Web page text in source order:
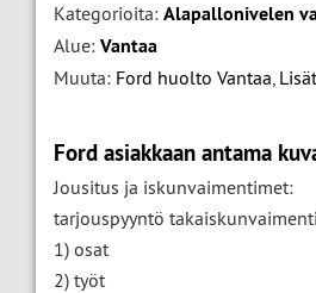
Kategorioita: Alapallonivelen
Alue: Vantaa
Muuta: Ford huolto Vantaa,
Ford asiakkaan antama
Jousitus ja iskunvaimentimet:
tarjouspyyntö
1) osat
2) työt